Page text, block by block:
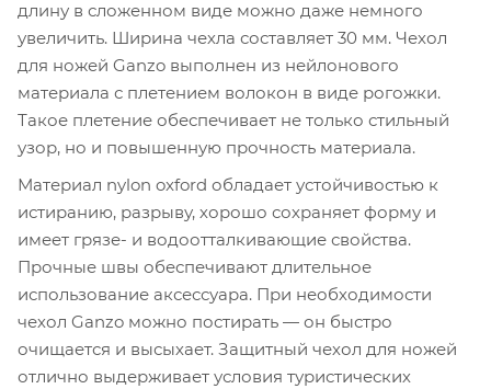
длину в сложенном виде можно даже немного
увеличить. Ширина чехла составляет 30 мм. Чехол
для ножей Ganzo выполнен из нейлонового
материала с плетением волокон в виде рогожки.
Такое плетение обеспечивает не только стильный
узор, но и повышенную прочность материала.
Материал nylon oxford обладает устойчивостью к
истиранию, разрыву, хорошо сохраняет форму и
имеет грязе- и водоотталкивающие свойства.
Прочные швы обеспечивают длительное
использование аксессуара. При необходимости
чехол Ganzo можно постирать — он быстро
очищается и высыхает. Защитный чехол для ножей
отлично выдерживает условия туристических